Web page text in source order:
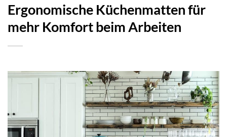
Ergonomische Küchenmatten für
mehr Komfort beim Arbeiten